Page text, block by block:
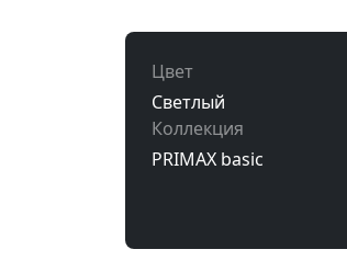
Цвет
Светлый
Коллекция
PRIMAX basic